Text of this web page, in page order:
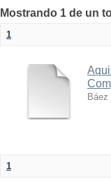
Mostrando 1 de un
1
1